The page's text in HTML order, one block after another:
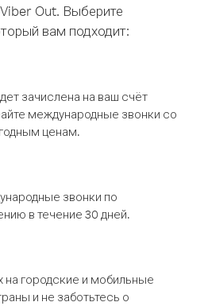
Out. Выберите
вам подходит:
зачислена на ваш счёт
международные звонки со
ценам.
звонки по
в течение 30 дней.
на городские и мобильные
и не заботьтесь о